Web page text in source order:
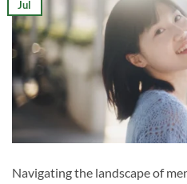
Jul
Navigating the landscape of